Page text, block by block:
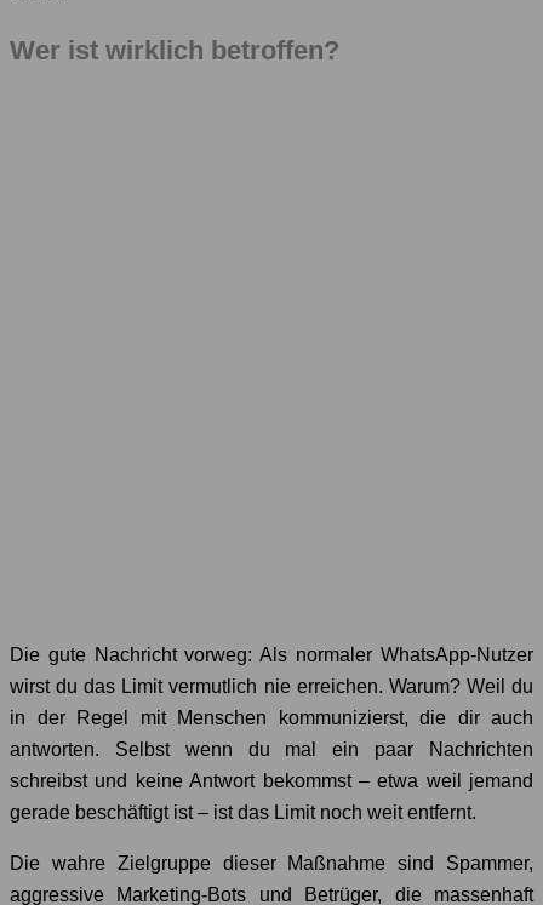
Wer ist wirklich betroffen?
Die gute Nachricht vorweg: Als normaler WhatsApp-Nutzer
wirst du das Limit vermutlich nie erreichen. Warum? Weil du
in der Regel mit Menschen kommunizierst, die dir auch
antworten. Selbst wenn du mal ein paar Nachrichten
schreibst und keine Antwort bekommst – etwa weil jemand
gerade beschäftigt ist – ist das Limit noch weit entfernt.
Die wahre Zielgruppe dieser Maßnahme sind Spammer,
aggressive Marketing-Bots und Betrüger, die massenhaft